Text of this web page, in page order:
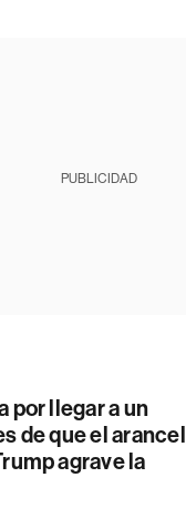
PUBLICIDAD
por llegar a un
de que el arancel
agrave la